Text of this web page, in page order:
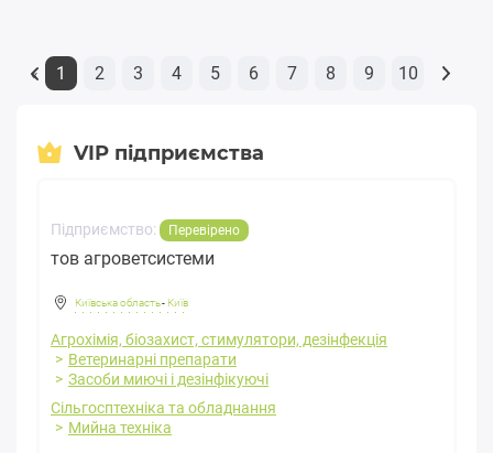
« 1 2 3 4 5 6 7 8 9 10
VIP підприємства
Підприємство: Перевірено
тов агроветсистеми
Київська область- Київ
Агрохімія, біозахист, стимулятори, дезінфекція
Ветеринарні препарати
Засоби миючі і дезінфікуючі
Сільгосптехніка та обладнання
Мийна техніка